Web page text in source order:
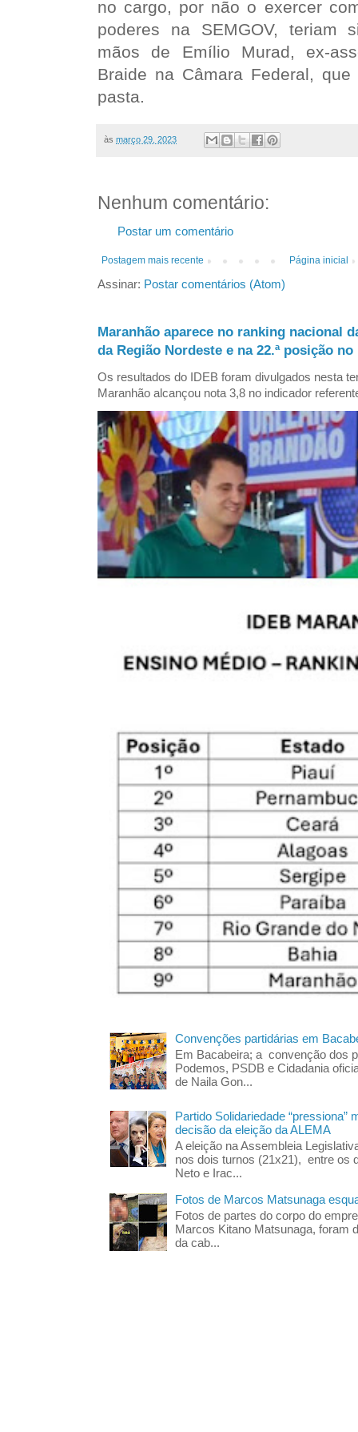
no cargo, por não o exercer
poderes na SEMGOV, teriam
mãos de Emílio Murad, ex-
Braide na Câmara Federal,
pasta.
às março 29, 2023
Nenhum comentário:
Postar um comentário
Postagem mais recente Página inicial
Assinar: Postar comentários (Atom)
Maranhão aparece no ranking nacional
da Região Nordeste e na 22.ª posição
Os resultados do IDEB foram divulgados nesta
Maranhão alcançou nota 3,8 no indicador
Convenções partidárias em
Em Bacabeira; a convenção dos
Podemos, PSDB e Cidadania
de Naila Gon...
Partido Solidariedade “pressiona”
decisão da eleição da ALEMA
A eleição na Assembleia
nos dois turnos (21x21), entre os
Neto e Irac...
Fotos de Marcos Matsunaga
Fotos de partes do corpo do
Marcos Kitano Matsunaga, foram
da cab...